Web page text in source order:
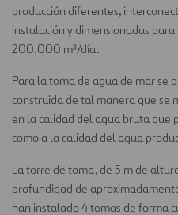
producción diferentes,
instalación y dimensionadas
200.000 m³/día.
Para la toma de agua de mar se
construida de tal manera que se
en la calidad del agua bruta que
como a la calidad del agua
La torre de toma, de 5 m de
profundidad de
han instalado 4 tomas de forma